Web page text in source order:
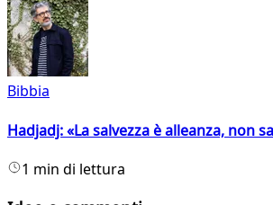
Bibbia
Hadjadj: «La salvezza è alleanza, non
1 min di lettura